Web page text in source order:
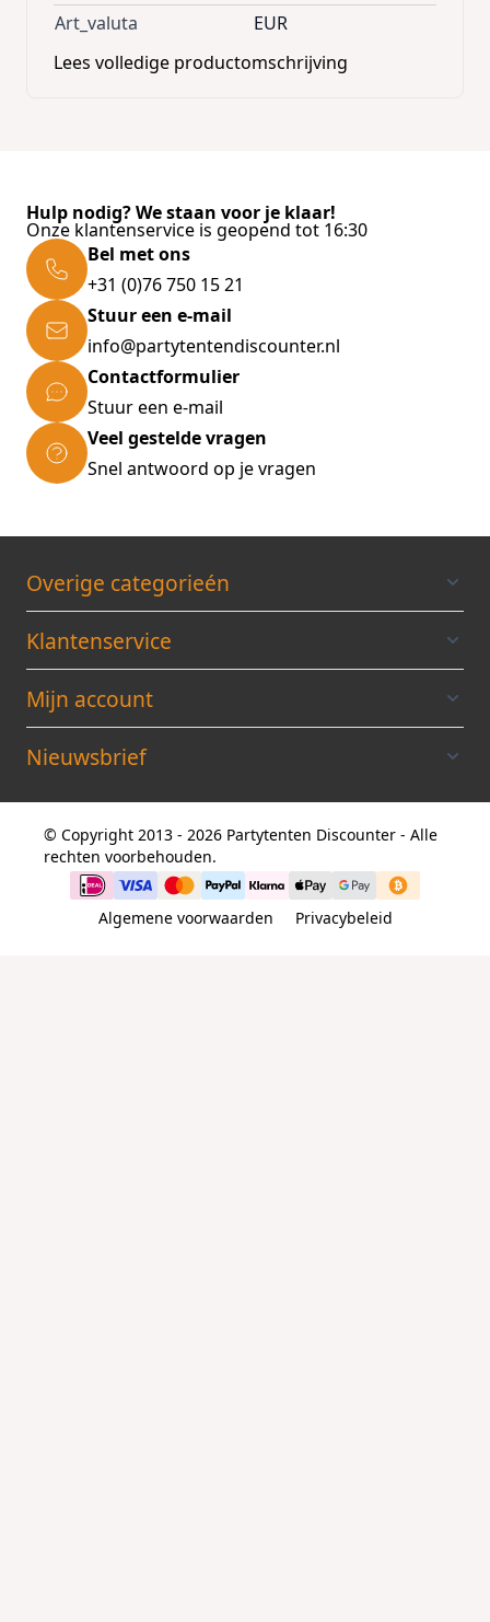
Art_valuta
EUR
Lees volledige productomschrijving
Hulp nodig? We staan voor je klaar!
Onze klantenservice is geopend tot 16:30
Bel met ons
+31 (0)76 750 15 21
Stuur een e-mail
info@partytentendiscounter.nl
Contactformulier
Stuur een e-mail
Veel gestelde vragen
Snel antwoord op je vragen
Overige categorieén
Klantenservice
Mijn account
Nieuwsbrief
© Copyright 2013 - 2026 Partytenten Discounter - Alle
rechten voorbehouden.
Algemene voorwaarden Privacybeleid